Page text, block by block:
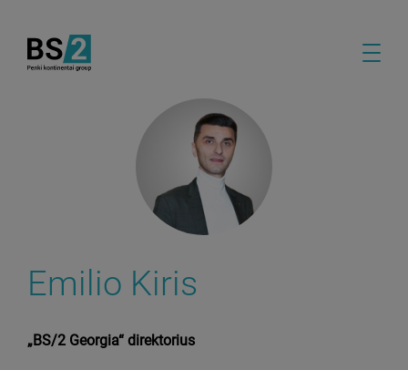
Emilio Kiris
„BS/2 Georgia“ direktorius